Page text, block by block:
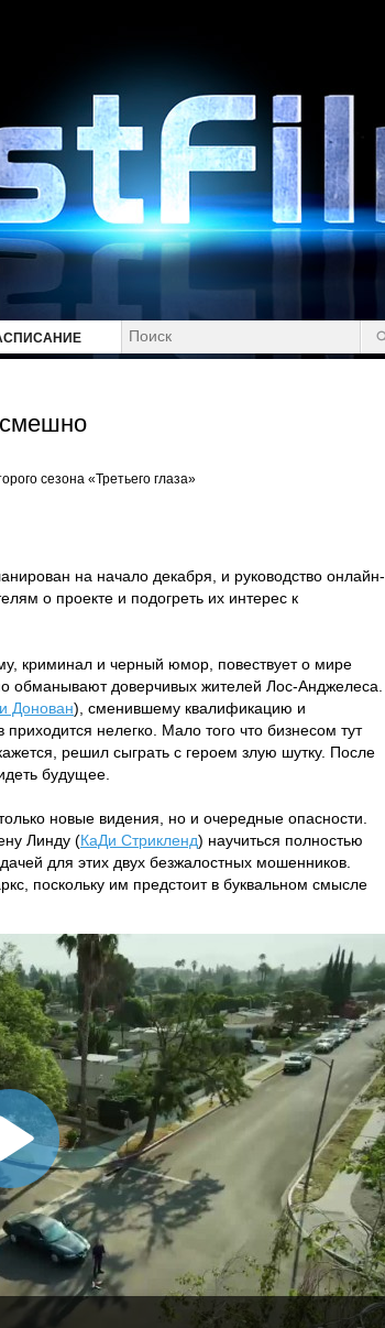
сезона «Третьего глаза»
на начало декабря, и руководство онлайн-
о проекте и подогреть их интерес к
криминал и черный юмор, повествует о мире
обманывают доверчивых жителей Лос-Анджелеса.
Донован), сменившему квалификацию и
нелегко. Мало того что бизнесом тут
решил сыграть с героем злую шутку. После
будущее.
новые видения, но и очередные опасности.
Линду (КаДи Стрикленд) научиться полностью
для этих двух безжалостных мошенников.
поскольку им предстоит в буквальном смысле